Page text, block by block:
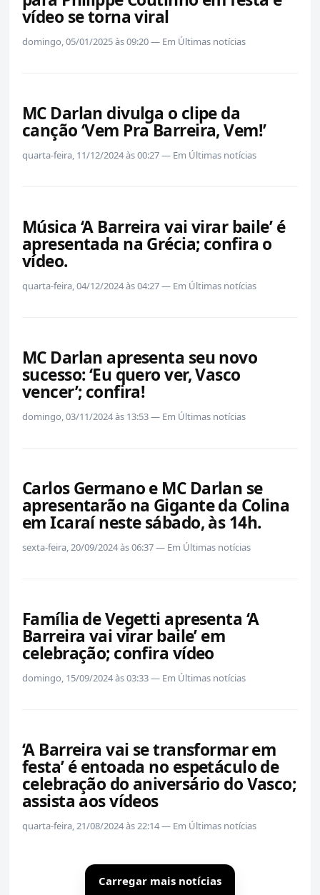
vídeo se torna viral
domingo, 05/01/2025 às 09:20 — Em Últimas notícias
MC Darlan divulga o clipe da
canção ‘Vem Pra Barreira, Vem!’
quarta-feira, 11/12/2024 às 00:27 — Em Últimas notícias
Música ‘A Barreira vai virar baile’ é
apresentada na Grécia; confira o
vídeo.
quarta-feira, 04/12/2024 às 04:27 — Em Últimas notícias
MC Darlan apresenta seu novo
sucesso: ‘Eu quero ver, Vasco
vencer’; confira!
domingo, 03/11/2024 às 13:53 — Em Últimas notícias
Carlos Germano e MC Darlan se
apresentarão na Gigante da Colina
em Icaraí neste sábado, às 14h.
sexta-feira, 20/09/2024 às 06:37 — Em Últimas notícias
Família de Vegetti apresenta ‘A
Barreira vai virar baile’ em
celebração; confira vídeo
domingo, 15/09/2024 às 03:33 — Em Últimas notícias
‘A Barreira vai se transformar em
festa’ é entoada no espetáculo de
celebração do aniversário do Vasco;
assista aos vídeos
quarta-feira, 21/08/2024 às 22:14 — Em Últimas notícias
Carregar mais notícias